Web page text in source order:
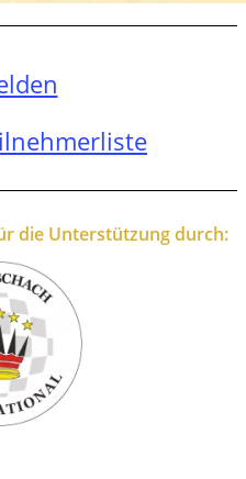
die Unterstützung durch: